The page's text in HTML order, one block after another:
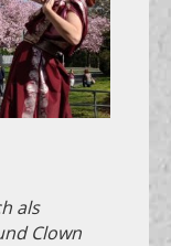
als
Clown